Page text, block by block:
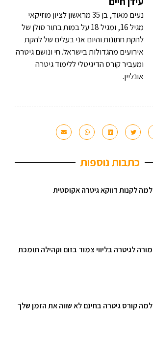
נעים מאוד, בן 35 מראשון לציון מוזיקאי
מגיל 16, ומגיל 18 על במות בתור סולן של
להקת חתונות והיום אני בעלים של להקת
אירועים מהגדולות בישראל. חי ונושם גיטרה
ומעביר קורס הדיגיטלי ללימוד גיטרה
אונליין.
כתבות נוספות
למה לקנות דווקא גיטרה אקוסטית
מורה לגיטרה בליווי צמוד בזום וקהילה תומכת
למה קורס גיטרה בחינם לא שווה את הזמן שלך